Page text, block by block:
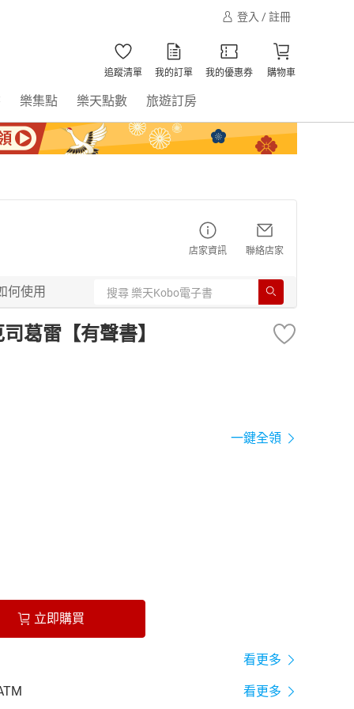
登入 / 註冊
追蹤清單 我的訂單 我的優惠券 購物車
樂集點 樂天點數 旅遊訂房
店家資訊 聯絡店家
何使用
葛雷【有聲書】
一鍵全領
立即購買
看更多
看更多